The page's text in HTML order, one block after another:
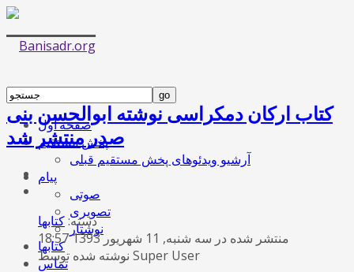
صفحه اول
پخش مستقیم
آرشیو ویدئوهای پخش مستقیم قبلی
پیام
صوتی
تصویری
نوشتار
کتابها
تماس
کتاب ارکان دمکراسی نوشته ابوالحسن بنی
صدر منتشر شد
دسته:کتابها
منتشر شده در سه شنبه, 11 شهریور 1393 18:57
نوشته شده توسط Super User